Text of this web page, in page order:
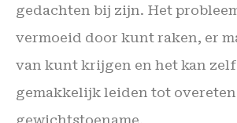
gedachten bij zijn. Het
vermoeid door kunt raken, er
van kunt krijgen en het kan
gemakkelijk leiden tot overeten
gewichtstoename.